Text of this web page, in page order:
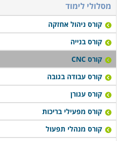
מסלולי לימוד
קורס ניהול אחזקה
קורס בנייה
קורס CNC
קורס עבודה בגובה
קורס עגורן
קורס מפעילי בריכות
קורס מנהלי תפעול